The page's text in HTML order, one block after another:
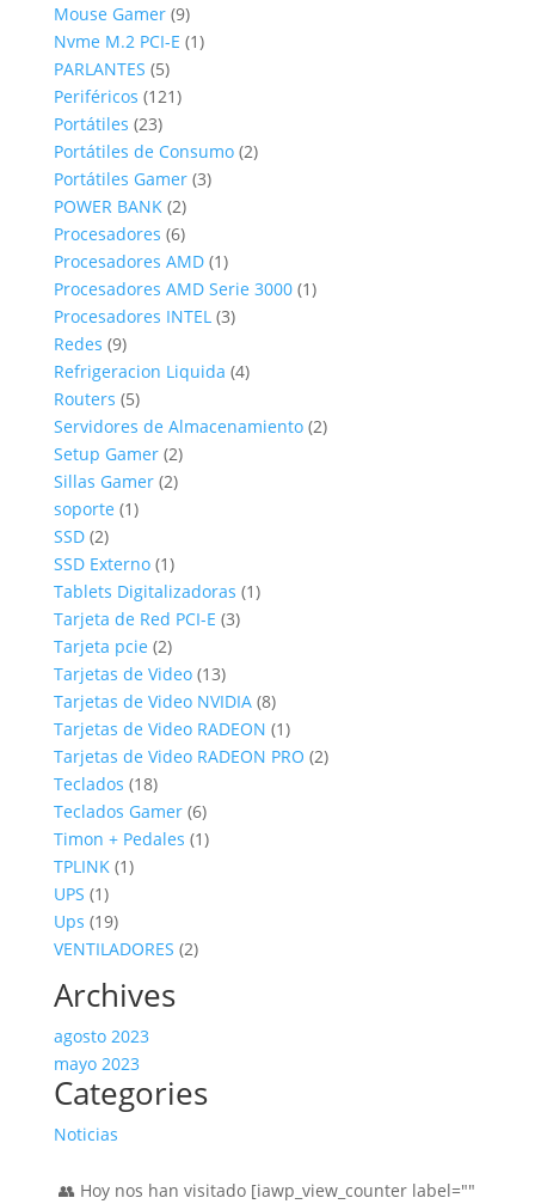
productos
Mouse Gamer 99
productos
Nvme M.2 PCI-E 11
PARLANTES 55
productos
Periféricos 121121
Portátiles 2323
productos
Portátiles de Consumo 22
Portátiles Gamer 33
POWER BANK 22
productos
Procesadores 66
productos
Procesadores AMD 11
producto
Procesadores AMD Serie 3000 11
Procesadores INTEL 33
Redes 99
productos
Refrigeracion Liquida 44
Routers 55
productos
Servidores de Almacenamiento 22
Setup Gamer 22
productos
Sillas Gamer 22
soporte 11
SSD 22
productos
SSD Externo 11
producto
Tablets Digitalizadoras 11
Tarjeta de Red PCI-E 33
Tarjeta pcie 22
productos
Tarjetas de Video 1313
productos
Tarjetas de Video NVIDIA 88
productos
Tarjetas de Video RADEON 11
producto
Tarjetas de Video RADEON PRO 22
Teclados 1818
productos
Teclados Gamer 66
productos
Timon + Pedales 11
TPLINK 11
UPS 11
producto
Ups 1919
productos
VENTILADORES 22
Archives
agosto 2023
mayo 2023
Categories
Noticias
👥 Hoy nos han visitado [iawp_view_counter label=""